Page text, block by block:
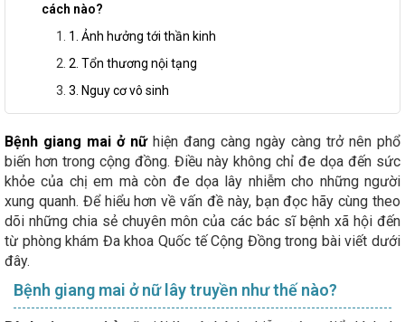
cách nào?
1. Ảnh hưởng tới thần kinh
2. Tổn thương nội tạng
3. Nguy cơ vô sinh
Bệnh giang mai ở nữhiện đang càng ngày càng trở nên phổ
biến hơn trong cộng đồng. Điều này không chỉ đe dọa đến sức
khỏe của chị em mà còn đe dọa lây nhiễm cho những người
xung quanh. Để hiểu hơn về vấn đề này, bạn đọc hãy cùng theo
dõi những chia sẻ chuyên môn của các bác sĩ bệnh xã hội đến
từ phòng khám Đa khoa Quốc tế Cộng Đồng trong bài viết dưới
đây.
Bệnh giang mai ở nữ lây truyền như thế nào?